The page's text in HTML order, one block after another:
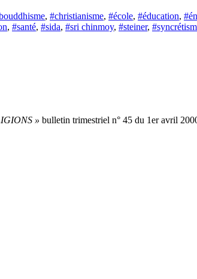
, #christianisme, #école, #éducation,
, #santé, #sida, #sri chinmoy, #steiner,
» bulletin trimestriel n° 45 du 1er avril